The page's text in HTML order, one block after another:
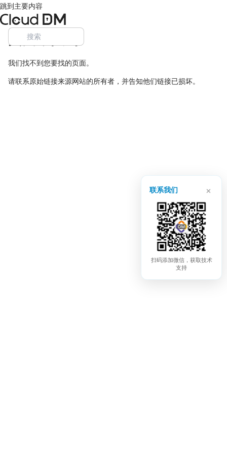
跳到主要内容
页面未找到
我们找不到您要找的页面。
请联系原始链接来源网站的所有者，并告知他们链接已损坏。
联系我们 ×
扫码添加微信，获取技术
支持